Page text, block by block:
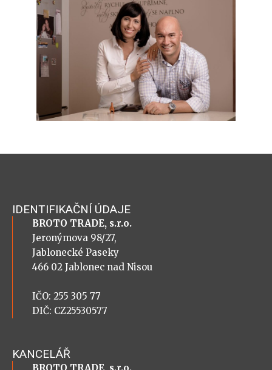
IDENTIFIKAČNÍ ÚDAJE
BROTO TRADE, s.r.o.
Jeronýmova 98/27,
Jablonecké Paseky
466 02 Jablonec nad Nisou
IČO: 255 305 77
DIČ: CZ25530577
KANCELÁŘ